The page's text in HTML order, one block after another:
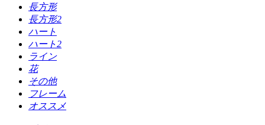
長方形
長方形2
ハート
ハート2
ライン
花
その他
フレーム
オススメ